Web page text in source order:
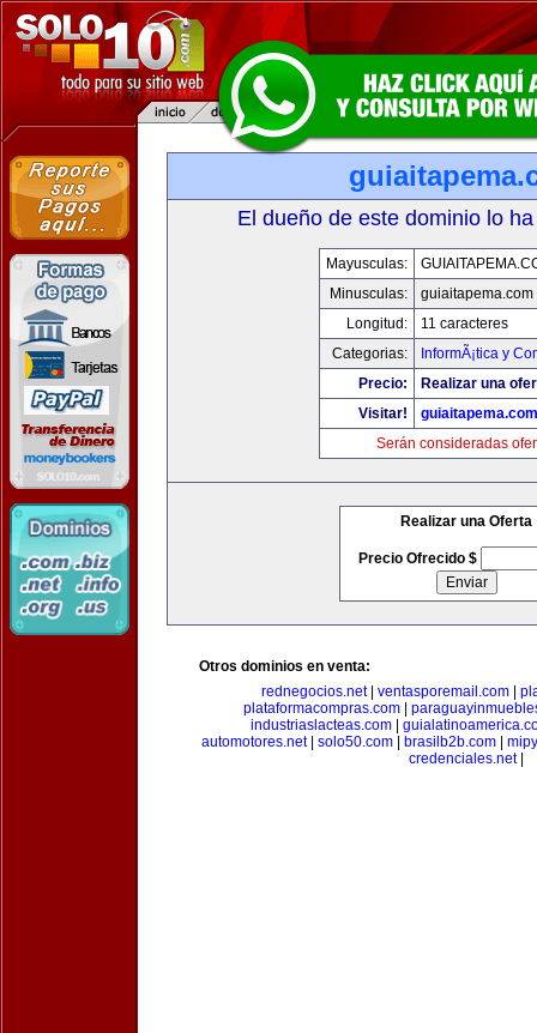
El dueño de este dominio lo
Mayusculas:
Minusculas:
guiaitapema.com
Longitud:
11 caracteres
Categorias:
InformÃ¡tica y
Precio:
Realizar una
Visitar!
guiaitapema.com
Serán consideradas
Realizar una Oferta
Precio Ofrecido $
Otros dominios en venta:
rednegocios.net| ventasporemail.com
plataformacompras.com
industriaslacteas.com
automotores.net| solo50.com brasilb2b.com
credenciales.net|